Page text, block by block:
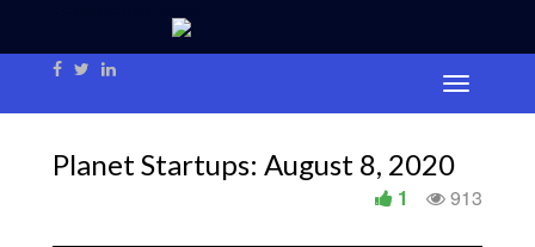
Planet Startups: August 8, 2020
913
1